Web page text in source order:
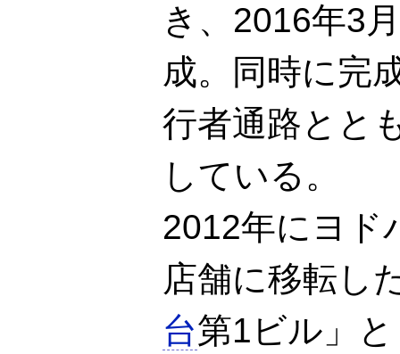
き、2016年3
成。同時に完
行者通路とと
している。
2012年にヨド
店舗に移転し
台第1ビル」